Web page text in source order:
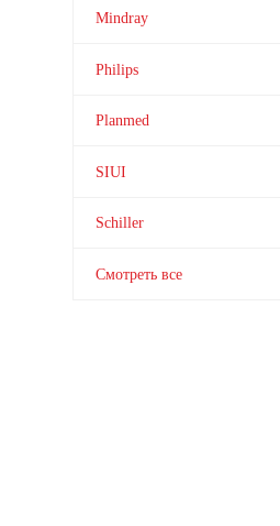
Mindray
Philips
Planmed
SIUI
Schiller
Смотреть все